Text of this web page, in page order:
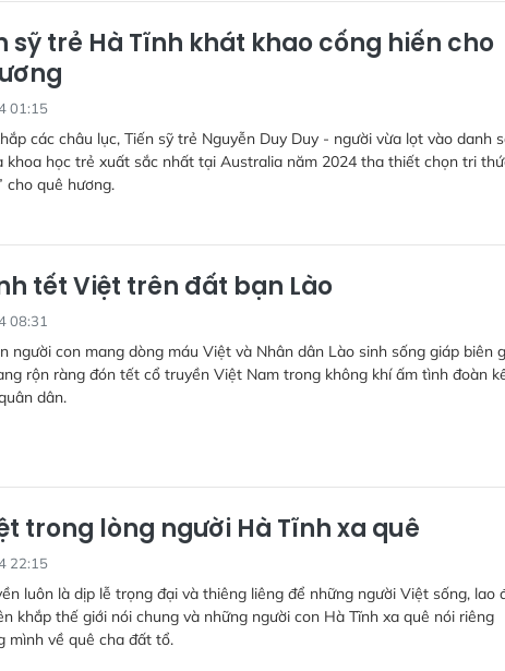
sỹ trẻ Hà Tĩnh khát khao cống hiến cho
01:15
các châu lục, Tiến sỹ trẻ Nguyễn Duy Duy - người vừa lọt vào danh
khoa học trẻ xuất sắc nhất tại Australia năm 2024 tha thiết chọn tri
cho quê hương.
tết Việt trên đất bạn Lào
08:31
người con mang dòng máu Việt và Nhân dân Lào sinh sống giáp biên
rộn ràng đón tết cổ truyền Việt Nam trong không khí ấm tình đoàn
dân.
trong lòng người Hà Tĩnh xa quê
22:15
luôn là dịp lễ trọng đại và thiêng liêng để những người Việt sống, lao
khắp thế giới nói chung và những người con Hà Tĩnh xa quê nói riêng
mình về quê cha đất tổ.